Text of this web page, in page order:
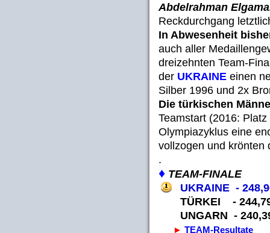
Abdelrahman
Reckdurchgang
In Abwesenheit
auch aller
dreizehnten Team-
der UKRAINE einen
Silber 1996 und 2x
Die türkischen
Teamstart (2016:
Olympiazyklus eine
vollzogen und krönten
.
♦ TEAM-FINALE
UKRAINE -
TÜRKEI -
UNGARN -
► TEAM-Resultate